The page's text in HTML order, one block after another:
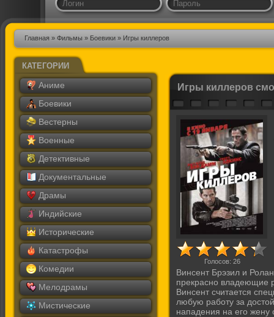
Главная » Фильмы » Боевики » Игры киллеров
КАТЕГОРИИ
Аниме
Боевики
Вестерны
Военные
Детективные
Документальные
Драмы
Индийские
Исторические
Катастрофы
Комедии
Мелодрамы
Мистические
Игры киллеров
Голосов: 26
Винсент Брэзил и
прекрасно владеющие
Винсент считается
любую работу за
нападения на его жену